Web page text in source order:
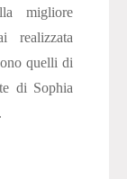
migliore
realizzata
quelli di
di Sophia